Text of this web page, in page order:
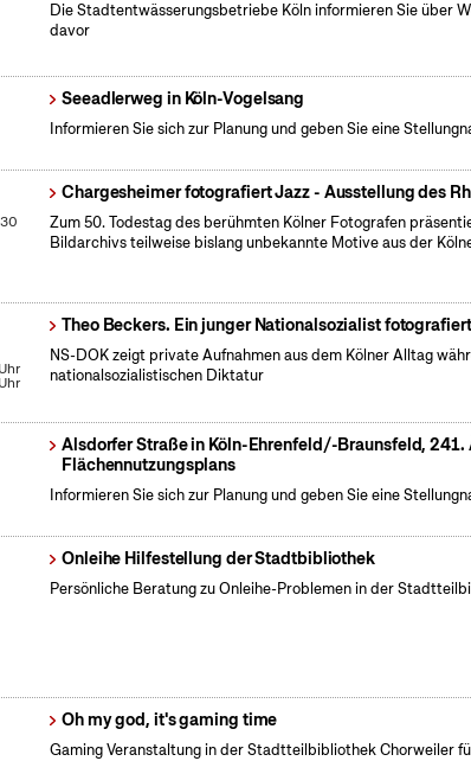
Die Stadtentwässerungsbetriebe Köln informieren Sie über
davor
Seeadlerweg in Köln-Vogelsang
Informieren Sie sich zur Planung und geben Sie eine
Chargesheimer fotografiert Jazz - Ausstellung des
Zum 50. Todestag des berühmten Kölner Fotografen
Bildarchivs teilweise bislang unbekannte Motive aus der
Theo Beckers. Ein junger Nationalsozialist
NS-DOK zeigt private Aufnahmen aus dem Kölner Alltag
nationalsozialistischen Diktatur
Alsdorfer Straße in Köln-Ehrenfeld/-Braunsfeld, 241.
Flächennutzungsplans
Informieren Sie sich zur Planung und geben Sie eine
Onleihe Hilfestellung der Stadtbibliothek
Persönliche Beratung zu Onleihe-Problemen in der
Oh my god, it's gaming time
Gaming Veranstaltung in der Stadtteilbibliothek Chorweiler